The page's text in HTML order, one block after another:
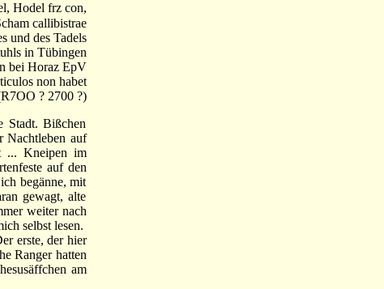
Hodel frz con,
callibistrae
und des Tadels
in Tübingen
bei Horaz EpV
non habet
? 2700 ?)
Bißchen
Nachtleben auf
... Kneipen im
auf den
begänne, mit
gewagt, alte
weiter nach
selbst lesen.
erste, der hier
Ranger hatten
am